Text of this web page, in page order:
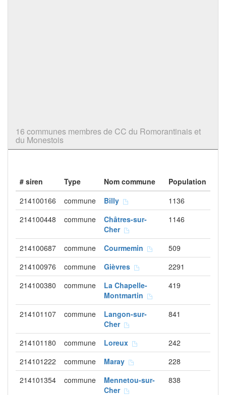
16 communes membres de CC du Romorantinais et
du Monestois
# siren Type Nom commune
Population
214100166
commune Billy
1136
214100448
commune
Châtres-sur-
Cher
1146
214100687 commune Courmemin
509
214100976
commune Gièvres
2291
214100380
commune
La Chapelle-
Montmartin
419
214101107 commune
Langon-sur-
Cher
841
214101180 commune Loreux
242
214101222
commune Maray
228
214101354
commune
Mennetou-sur-
Cher
838